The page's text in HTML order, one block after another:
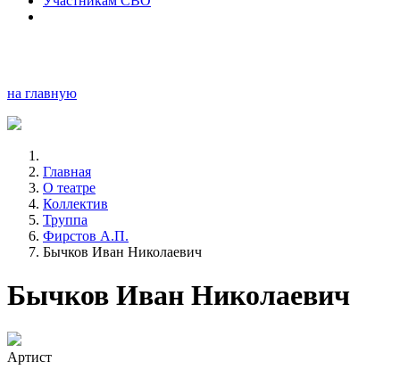
на главную
Главная
О театре
Коллектив
Труппа
Фирстов А.П.
Бычков Иван Николаевич
Бычков Иван Николаевич
Артист